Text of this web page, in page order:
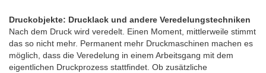
Druckobjekte: Drucklack und andere Veredelungstechniken
Nach dem Druck wird veredelt. Einen Moment, mittlerweile stimmt
das so nicht mehr. Permanent mehr Druckmaschinen machen es
möglich, dass die Veredelung in einem Arbeitsgang mit dem
eigentlichen Druckprozess stattfindet. Ob zusätzliche